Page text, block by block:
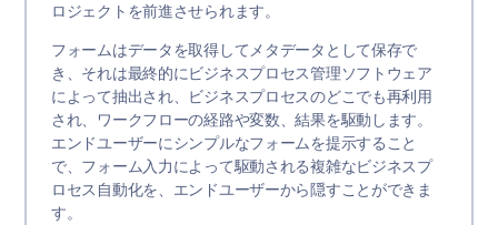
ロジェクトを前進させられます。
フォームはデータを取得してメタデータとして保存で
き、それは最終的にビジネスプロセス管理ソフトウェア
によって抽出され、ビジネスプロセスのどこでも再利用
され、ワークフローの経路や変数、結果を駆動します。
エンドユーザーにシンプルなフォームを提示すること
で、フォーム入力によって駆動される複雑なビジネスプ
ロセス自動化を、エンドユーザーから隠すことができま
す。